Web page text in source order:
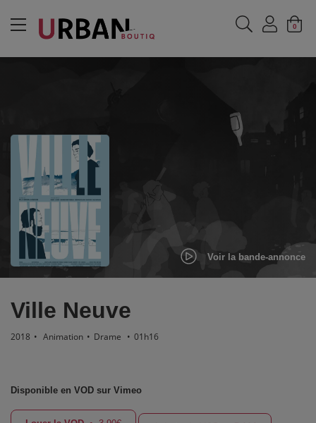
MENU 0
Voir la bande-annonce
Ville Neuve
2018 • Animation • Drame • 01h16
Disponible en VOD sur Vimeo